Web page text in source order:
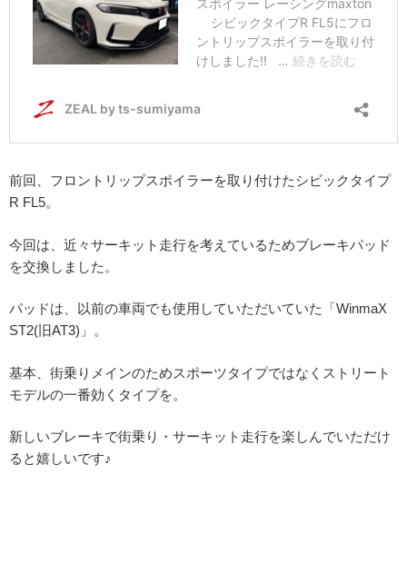
前回、フロントリップスポイラーを取り付けたシビックタイプ
R FL5。
今回は、近々サーキット走行を考えているためブレーキパッド
を交換しました。
パッドは、以前の車両でも使用していただいていた「WinmaX
ST2(旧AT3)」。
基本、街乗りメインのためスポーツタイプではなくストリート
モデルの一番効くタイプを。
新しいブレーキで街乗り・サーキット走行を楽しんでいただけ
ると嬉しいです♪